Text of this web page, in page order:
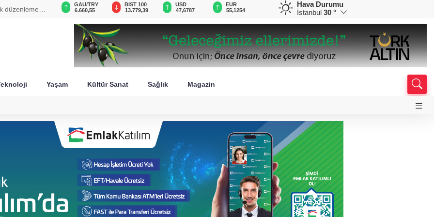
22:46 - Piyasalarda haftanın kazandıranları belli oldu
0,0018
GAU/TRY
6.660,55
BIST 100
13.779,39
USD
47,6787
EUR
55,1254
GBP
64,3468
CHF
59,0083
Hava Durumu
İstanbul 30 °
Yaşam Kültür Sanat Sağlık Magazin